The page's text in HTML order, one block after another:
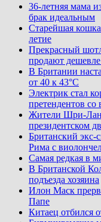
36-летняя мама
брак идеальным
Старейшая
летие
Прекрасный
продают
В Британии
от 40 к 43°C
Электрик стал
претендентов со
Жители Шри-
президентском
Британский экс-
Рима с
Самая редкая в
В Британской
подъезда хозяина
Илон Маск
Папе
Китаец отбился